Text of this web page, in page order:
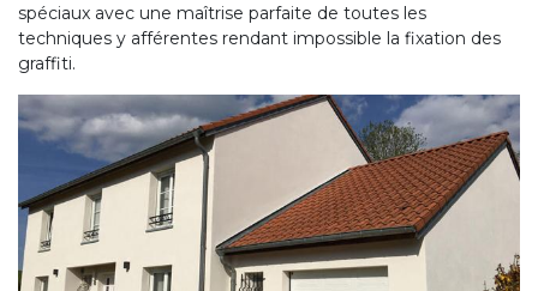
spéciaux avec une maîtrise parfaite de toutes les
techniques y afférentes rendant impossible la fixation des
graffiti.